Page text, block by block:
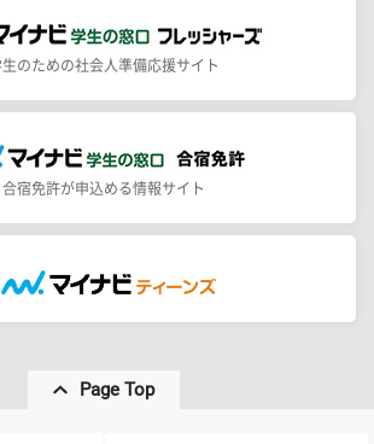
生のための社会人準備応援サイト
合宿免許が申込める情報サイト
Page Top